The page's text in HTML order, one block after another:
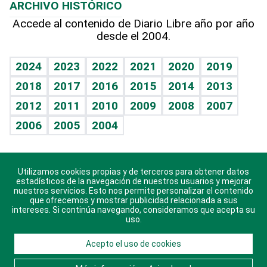
Hablando con el pediatra
Vida y familia
Eñe
Celebrando la vida
Sin complejos
En pocas palabras
Escuchando al corazón
Economía Personal
Línea de hit
TBT Deportivo
Hecho en casa
Guía del dinero
Cumpleaños
Horóscopos
Crucigramas
ARCHIVO HISTÓRICO
Accede al contenido de Diario Libre año por año
desde el 2004.
2024 2023 2022 2021 2020
2019
2018
2017 2016 2015 2014
2013
2012
2011 2010 2009 2008
2007
2006
2005 2004
Descarga nuestras aplicaciones para Android, iOS y
sistema Huawei.
© 2021 Diario Libre, todos los derechos reservados.
Utilizamos cookies propias y de terceros para obtener datos
estadísticos de la navegación de nuestros usuarios y mejorar
nuestros servicios. Esto nos permite personalizar el contenido
que ofrecemos y mostrar publicidad relacionada a sus
intereses. Si continúa navegando, consideramos que acepta su
uso.
Acepto el uso de cookies